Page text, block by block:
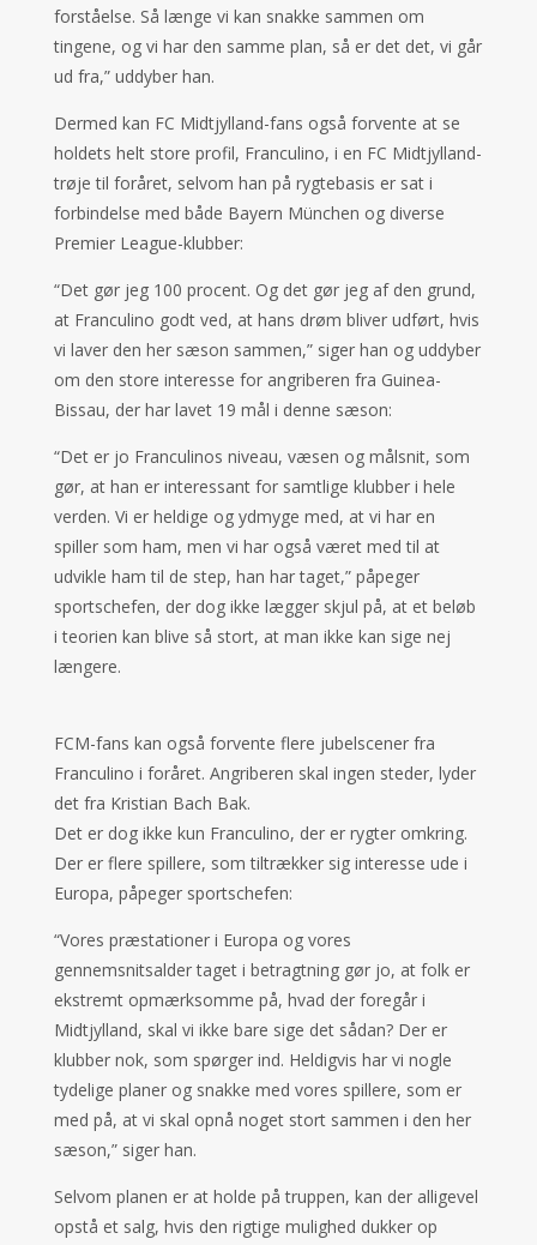
forståelse. Så længe vi kan snakke sammen om
tingene, og vi har den samme plan, så er det det, vi går
ud fra,” uddyber han.
Dermed kan FC Midtjylland-fans også forvente at se
holdets helt store profil, Franculino, i en FC Midtjylland-
trøje til foråret, selvom han på rygtebasis er sat i
forbindelse med både Bayern München og diverse
Premier League-klubber:
“Det gør jeg 100 procent. Og det gør jeg af den grund,
at Franculino godt ved, at hans drøm bliver udført, hvis
vi laver den her sæson sammen,” siger han og uddyber
om den store interesse for angriberen fra Guinea-
Bissau, der har lavet 19 mål i denne sæson:
“Det er jo Franculinos niveau, væsen og målsnit, som
gør, at han er interessant for samtlige klubber i hele
verden. Vi er heldige og ydmyge med, at vi har en
spiller som ham, men vi har også været med til at
udvikle ham til de step, han har taget,” påpeger
sportschefen, der dog ikke lægger skjul på, at et beløb
i teorien kan blive så stort, at man ikke kan sige nej
længere.
FCM-fans kan også forvente flere jubelscener fra
Franculino i foråret. Angriberen skal ingen steder, lyder
det fra Kristian Bach Bak.
Det er dog ikke kun Franculino, der er rygter omkring.
Der er flere spillere, som tiltrækker sig interesse ude i
Europa, påpeger sportschefen:
“Vores præstationer i Europa og vores
gennemsnitsalder taget i betragtning gør jo, at folk er
ekstremt opmærksomme på, hvad der foregår i
Midtjylland, skal vi ikke bare sige det sådan? Der er
klubber nok, som spørger ind. Heldigvis har vi nogle
tydelige planer og snakke med vores spillere, som er
med på, at vi skal opnå noget stort sammen i den her
sæson,” siger han.
Selvom planen er at holde på truppen, kan der alligevel
opstå et salg, hvis den rigtige mulighed dukker op